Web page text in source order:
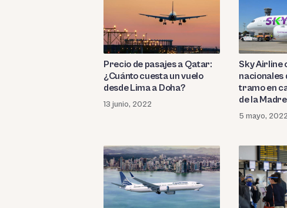
Precio de pasajes a Qatar:
¿Cuánto cuesta un vuelo
desde Lima a Doha?
13 junio, 2022
Sky Airline
nacionales
tramo en
de la Madre
5 mayo, 2022